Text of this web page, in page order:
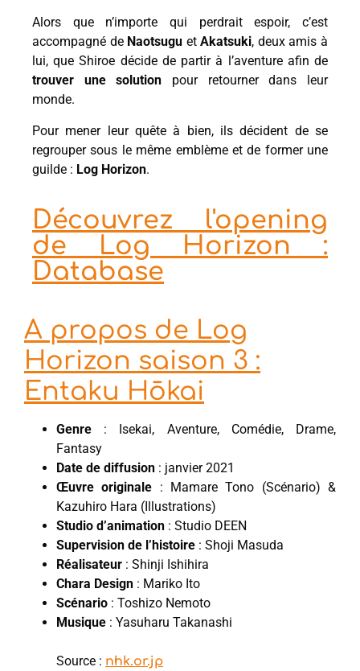
Alors que n’importe qui perdrait espoir, c’est
accompagné de Naotsugu etAkatsuki, deux amis à
lui, que Shiroe décide de partir à l’aventure afin de
trouver une solution pour retourner dans leur
monde.
Pour mener leur quête à bien, ils décident de se
regrouper sous le même emblème et de former une
guilde : Log Horizon.
Découvrez l'opening
de Log Horizon :
Database
A propos de Log
Horizon saison 3 :
Entaku Hōkai
Genre : Isekai, Aventure, Comédie, Drame,
Fantasy
Date de diffusion : janvier 2021
Œuvre originale : Mamare Tono (Scénario) &
Kazuhiro Hara (Illustrations)
Studio d’animation : Studio DEEN
Supervision de l’histoire : Shoji Masuda
Réalisateur : Shinji Ishihira
Chara Design : Mariko Ito
Scénario : Toshizo Nemoto
Musique : Yasuharu Takanashi
Source : nhk.or.jp